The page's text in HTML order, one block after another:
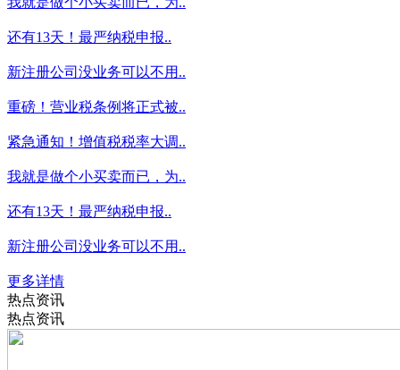
还有13天！最严纳税申报..
新注册公司没业务可以不用..
重磅！营业税条例将正式被..
紧急通知！增值税税率大调..
我就是做个小买卖而已，为..
还有13天！最严纳税申报..
新注册公司没业务可以不用..
更多详情
热点资讯
热点资讯